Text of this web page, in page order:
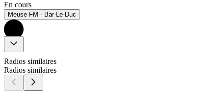
En cours
Meuse FM - Bar-Le-Duc
Radios similaires
Radios similaires